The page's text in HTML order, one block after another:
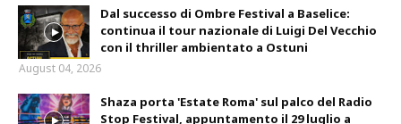
Dal successo di Ombre Festival a Baselice:
continua il tour nazionale di Luigi Del Vecchio
con il thriller ambientato a Ostuni
August 04, 2026
Shaza porta 'Estate Roma' sul palco del Radio
Stop Festival, appuntamento il 29 luglio a